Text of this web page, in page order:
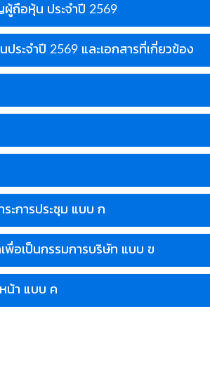
ผู้ถือหุ้น ประจำปี 2569
ระจำปี 2569 และเอกสารที่เกี่ยวข้อง
ะการประชุม แบบ ก
อเป็นกรรมการบริษัท แบบ ข
น้า แบบ ค